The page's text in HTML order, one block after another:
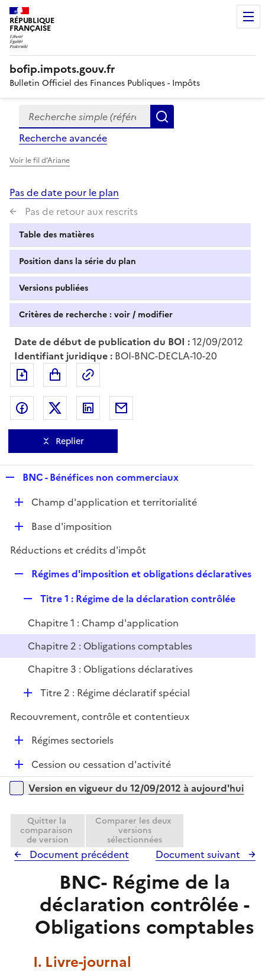
RÉPUBLIQUE
FRANÇAISE
bofip.impots.gouv.fr
Bulletin Officiel des Finances Publiques - Impôts
Formulaire
de
recherche
Recherche simple (références, mots clés, partie du
Recherche avancée
Voir le fil d'Ariane
Pas de date pour le plan
Pas de retour aux rescrits
Table des matières
Position dans la série du plan
Versions publiées
Critères de recherche : voir / modifier
Date de début de publication du BOI :12/09/2012
Identifiant juridique : BOI-BNC-DECLA-10-20
Exporter le document au format pdf
Partager sur Facebook
Partager sur Twitter
Partager sur LinkedIn
Replier
p
l
i
e
BNC - Bénéfices non commerciaux
D
l
i
Champ d'application et territorialité
D
p
e
Base d'imposition
Réductions et crédits d'impôt
p
e
r
Régimes d'imposition et obligations déclaratives
p
l
i
e
Titre 1 : Régime de la déclaration contrôlée
Chapitre 1 : Champ d'application
Chapitre 2 : Obligations comptables
Chapitre 3 : Obligations déclaratives
D
p
l
e
r
Titre 2 : Régime déclaratif spécial
Recouvrement, contrôle et contentieux
D
e
r
Régimes sectoriels
D
é
p
e
r
Cession ou cessation d'activité
Versions sur la période
Version en vigueur du 12/09/2012 à aujourd'hui
Quitter la
comparaison
de version
Comparer les deux
versions
sélectionnées
Document précédent Document suivant
BNC- Régime de la
déclaration contrôlée -
Obligations comptables
I. Livre-journal